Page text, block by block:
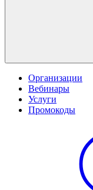
Организации
Вебинары
Услуги
Промокоды